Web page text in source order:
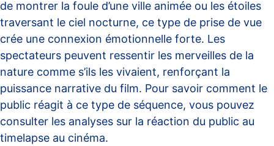
de montrer la foule d’une ville animée ou les étoiles
traversant le ciel nocturne, ce type de prise de vue
crée une connexion émotionnelle forte. Les
spectateurs peuvent ressentir les merveilles de la
nature comme s’ils les vivaient, renforçant la
puissance narrative du film. Pour savoir comment le
public réagit à ce type de séquence, vous pouvez
consulter les analyses sur la réaction du public au
timelapse au cinéma.